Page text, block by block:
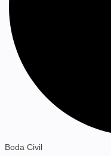
Boda Civil